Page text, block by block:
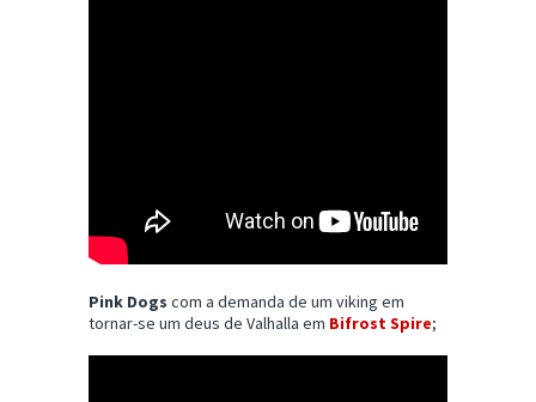
Pink Dogs com a demanda de um viking em
tornar-se um deus de Valhalla em Bifrost Spire;